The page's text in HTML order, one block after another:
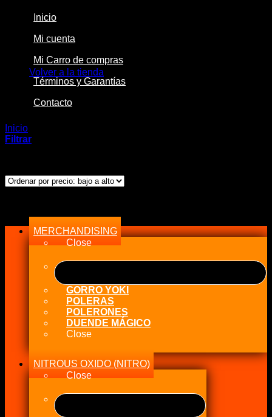
Volver a la tienda
Inicio
Mi cuenta
Mi Carro de compras
Términos y Garantías
Contacto
Inicio
Filtrar
MERCHANDISING
Close
GORRO YOKI
POLERAS
POLERONES
DUENDE MÁGICO
Close
NITROUS OXIDO (NITRO)
Close